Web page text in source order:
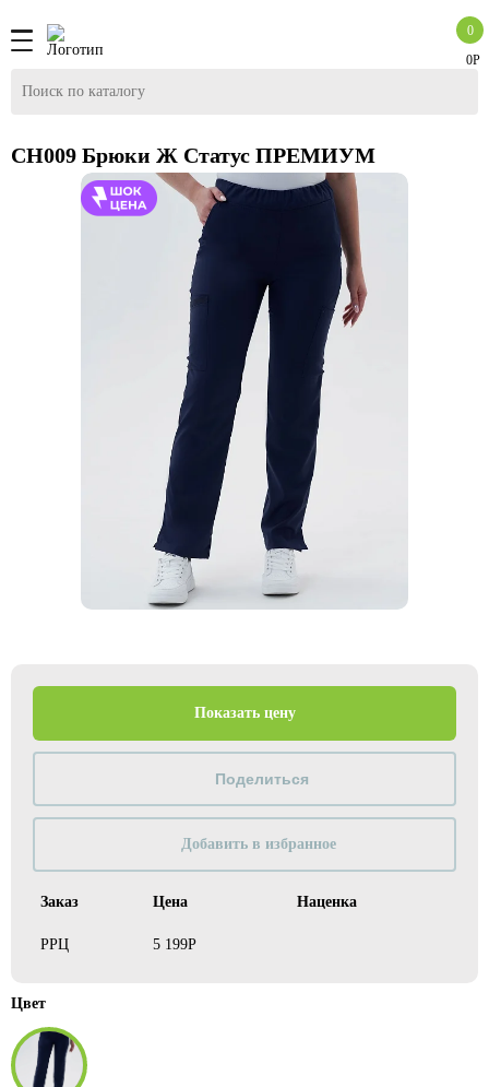
0Р
0
CH009 Брюки Ж Статус ПРЕМИУМ
Заказ Цена Наценка
РРЦ 5 199Р
Показать цену
Добавить в избранное
Цвет